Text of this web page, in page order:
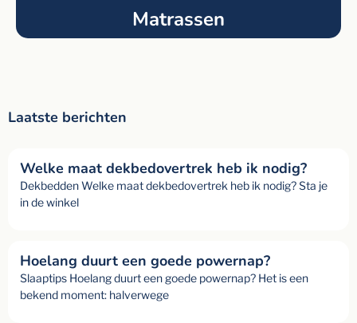
Matrassen
Laatste berichten
Welke maat dekbedovertrek heb ik nodig?
Dekbedden Welke maat dekbedovertrek heb ik nodig? Sta je
in de winkel
Hoelang duurt een goede powernap?
Slaaptips Hoelang duurt een goede powernap? Het is een
bekend moment: halverwege